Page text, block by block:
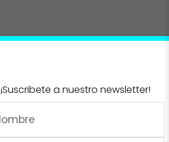
¡Suscribete a nuestro newsletter!